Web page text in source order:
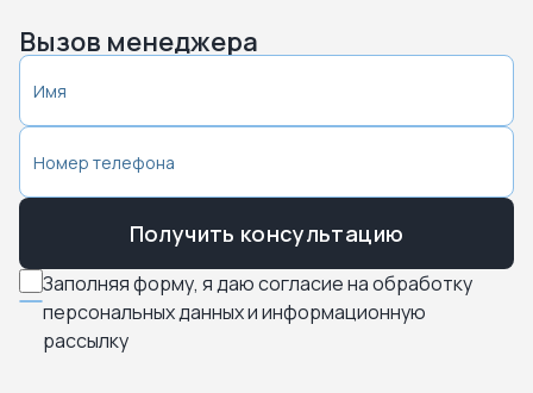
Вызов менеджера
Заполняя форму, я даю согласие на обработку
персональных данных и информационную
рассылку
Получить консультацию